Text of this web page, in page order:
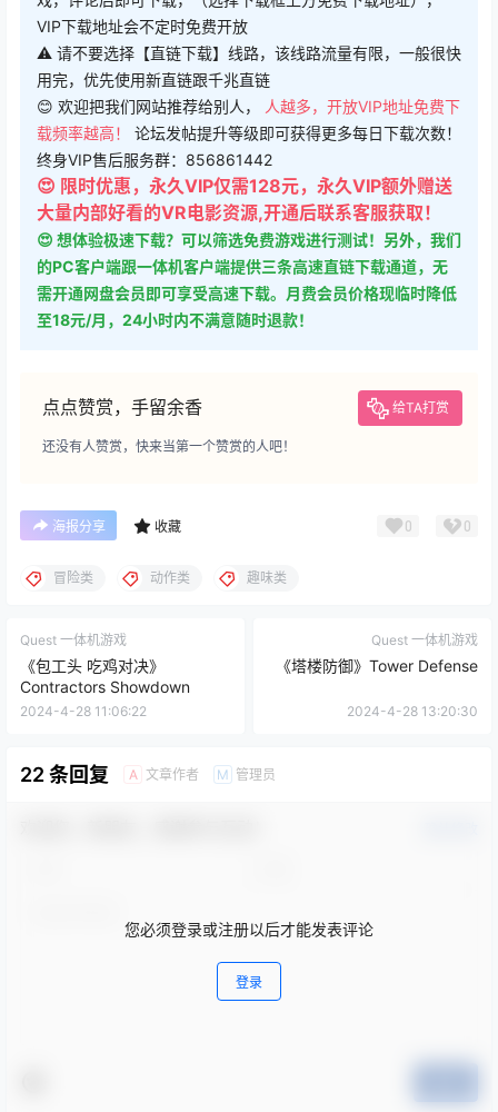
VIP下载地址会不定时免费开放
⚠ 请不要选择【直链下载】线路，该线路流量有限，一般很快
用完，优先使用新直链跟千兆直链
😊 欢迎把我们网站推荐给别人，
人越多，开放VIP地址免费下
载频率越高！ 论坛发帖提升等级即可获得更多每日下载次数！
终身VIP售后服务群：856861442
😍 限时优惠，永久VIP仅需128元，永久VIP额外赠送
大量内部好看的VR电影资源,开通后联系客服获取！
😍 想体验极速下载？可以筛选免费游戏进行测试！另外，我们
的PC客户端跟一体机客户端提供三条高速直链下载通道，无
需开通网盘会员即可享受高速下载。月费会员价格现临时降低
至18元/月，24小时内不满意随时退款！
点点赞赏，手留余香 给TA打赏
还没有人赞赏，快来当第一个赞赏的人吧！
海报分享 收藏 0 0
冒险类 动作类 趣味类
Quest 一体机游戏
《包工头 吃鸡对决》
Contractors Showdown
2024-4-28 11:06:22
Quest 一体机游戏
《塔楼防御》Tower Defense
2024-4-28 13:20:30
22 条回复 A 文章作者 M 管理员
您必须登录或注册以后才能发表评论
登录